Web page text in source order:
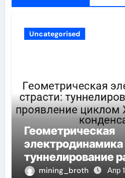
Uncategorised
Геометрическая
электродинамика
туннелирование
проявление
mining_broth Апр